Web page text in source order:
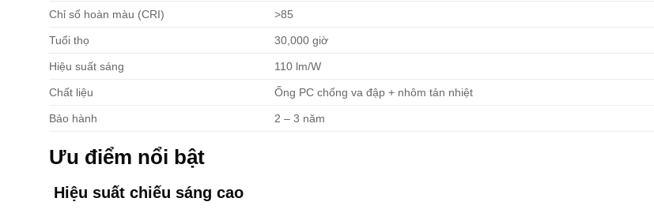
Chỉ số hoàn màu (CRI) >85
Tuổi thọ 30,000 giờ
Hiệu suất sáng 110 lm/W
Chất liệu Ống PC chống va đập + nhôm tản nhiệt
Bảo hành 2 – 3 năm
Ưu điểm nổi bật
Hiệu suất chiếu sáng cao